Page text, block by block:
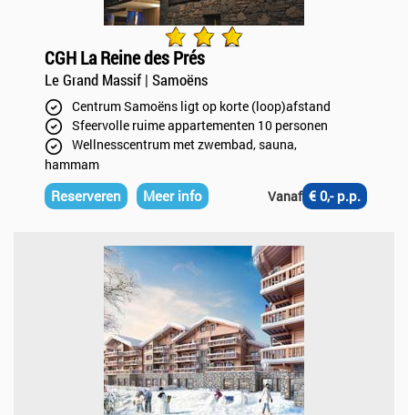
CGH La Reine des Prés
Le Grand Massif | Samoëns
Centrum Samoëns ligt op korte (loop)afstand
Sfeervolle ruime appartementen 10 personen
Wellnesscentrum met zwembad, sauna,
hammam
Reserveren Meer info Vanaf € 0,- p.p.